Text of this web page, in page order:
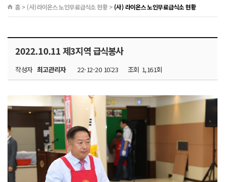
홈 > (사)라이온스 노인무료급식소 현황 > (사) 라이온스 노인무료급식소 현황
2022.10.11 제3지역 급식봉사
작성자 최고관리자 22-12-20 10:23 조회 1,161회